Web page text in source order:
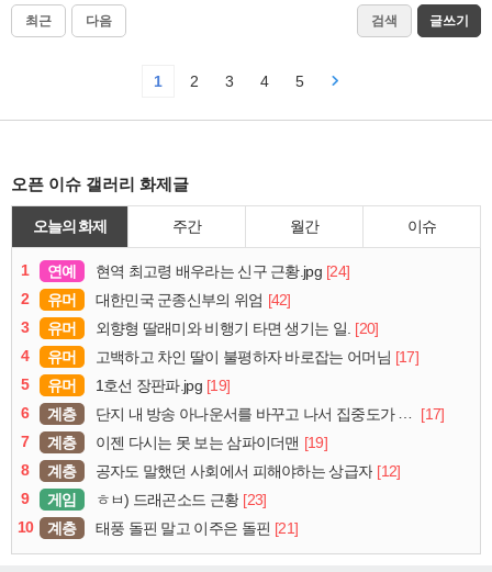
최근 다음 검색 글쓰기
1 2 3 4 5
오픈 이슈 갤러리 화제글
오늘의 화제 주간 월간 이슈
1 연예 현역 최고령 배우라는 신구 근황.jpg [24]
2
유머 대한민국 군종신부의 위엄 [42]
3
유머 외향형 딸래미와 비행기 타면 생기는 일. [20]
4
유머 고백하고 차인 딸이 불평하자 바로잡는 어머님 [17]
5
유머 1호선 장판파.jpg [19]
6
계층 단지 내 방송 아나운서를 바꾸고 나서 집중도가 확 올라갔다는 한 아파트의 안내방송
[17]
7
계층 이젠 다시는 못 보는 삼파이더맨 [19]
8
계층 공자도 말했던 사회에서 피해야하는 상급자 [12]
9
게임 ㅎㅂ) 드래곤소드 근황 [23]
10
계층 태풍 돌핀 말고 이주은 돌핀 [21]